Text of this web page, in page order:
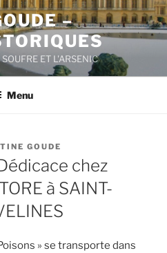
–
ET L'ARSENIC
Menu
GOUDE
chez
à SAINT-
» se transporte dans